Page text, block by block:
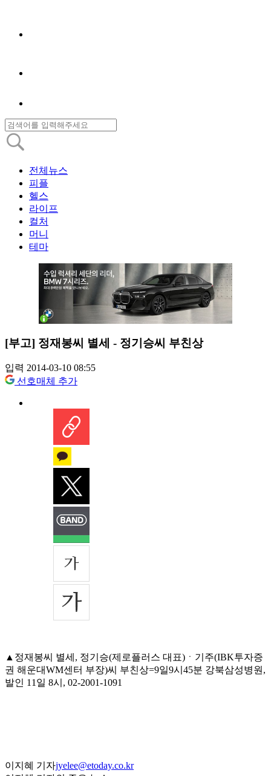
전체뉴스
피플
헬스
라이프
컬처
머니
테마
[부고] 정재봉씨 별세 - 정기승씨 부친상
입력 2014-03-10 08:55
선호매체 추가
▲정재봉씨 별세, 정기승(제로플러스 대표)ㆍ기주(IBK투자증
권 해운대WM센터 부장)씨 부친상=9일9시45분 강북삼성병원,
발인 11일 8시, 02-2001-1091
이지혜 기자jyelee@etoday.co.kr